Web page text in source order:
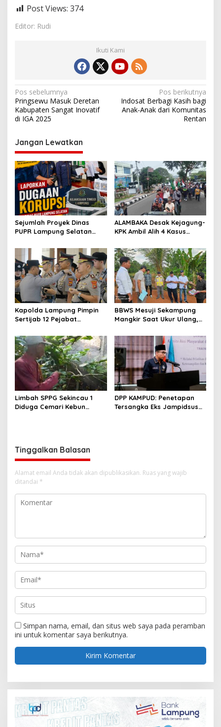
Post Views: 374
Editor: Rudi
Ikuti Kami
N
a
v
i
g
a
s
i
p
o
s
Pos sebelumnya
Pringsewu Masuk Deretan
Kabupaten Sangat Inovatif
di IGA 2025
Pos berikutnya
Indosat Berbagi Kasih bagi
Anak-Anak dari Komunitas
Rentan
Jangan Lewatkan
Sejumlah Proyek Dinas
PUPR Lampung Selatan
Dilaporkan DPP KAMPUD Ke
KEJATI Lampung
ALAMBAKA Desak Kejagung-
KPK Ambil Alih 4 Kasus
Kapolda Lampung Pimpin
Sertijab 12 Pejabat
BBWS Mesuji Sekampung
Mangkir Saat Ukur Ulang,
Meradang
Limbah SPPG Sekincau 1
Diduga Cemari Kebun
DPP KAMPUD: Penetapan
Tersangka Eks Jampidsus
Tinggalkan Balasan
Alamat email Anda tidak akan dipublikasikan. Ruas yang wajib
ditandai *
Simpan nama, email, dan situs web saya pada peramban
ini untuk komentar saya berikutnya.